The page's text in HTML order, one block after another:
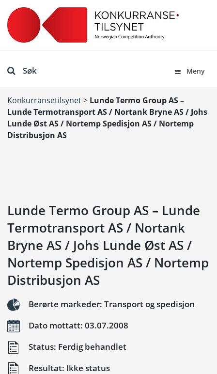
Søk Meny
Konkurransetilsynet> Lunde Termo Group AS –
Lunde Termotransport AS / Nortank Bryne AS / Johs
Lunde Øst AS / Nortemp Spedisjon AS / Nortemp
Distribusjon AS
Lunde Termo Group AS – Lunde
Termotransport AS / Nortank
Bryne AS / Johs Lunde Øst AS /
Nortemp Spedisjon AS / Nortemp
Distribusjon AS
Berørte markeder: Transport og spedisjon
Dato mottatt: 03.07.2008
Status: Ferdig behandlet
Resultat: Ikke status